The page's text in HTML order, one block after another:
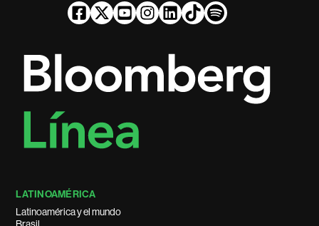
LATINOAMÉRICA
Latinoamérica y el mundo